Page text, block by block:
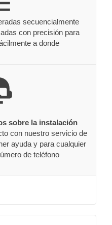
secuencialmente
con precisión para
a donde
sobre la instalación
con nuestro servicio de
ayuda y para cualquier
de teléfono